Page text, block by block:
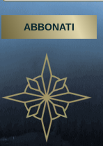
Escursioni,
Emirati Arabi
destinazione del
03 April 2025
Évasions
Émirats: refinir
10 March 2025
ABBONATI